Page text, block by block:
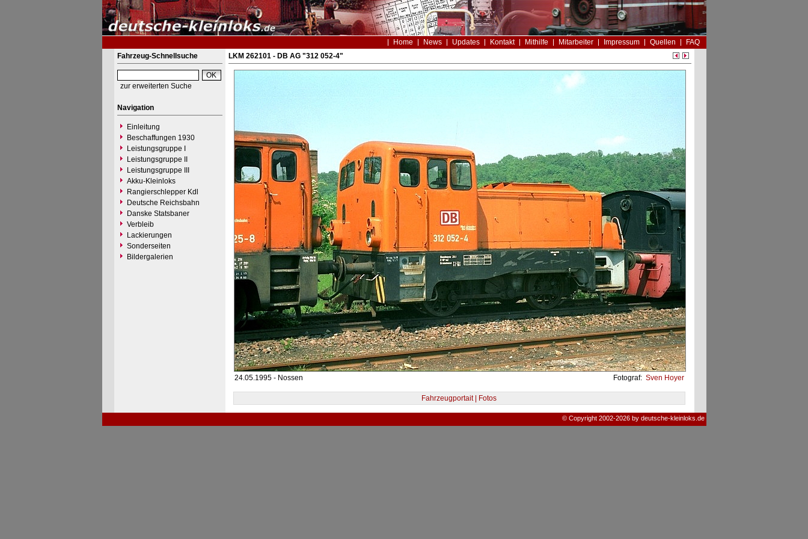
Home News Updates Kontakt Mithilfe Mitarbeiter Impressum Quellen
FAQ
Fahrzeug-Schnellsuche
zur erweiterten Suche
Navigation
Einleitung
Beschaffungen 1930
Leistungsgruppe I
Leistungsgruppe II
Leistungsgruppe III
Akku-Kleinloks
Rangierschlepper Kdl
Deutsche Reichsbahn
Danske Statsbaner
Verbleib
Lackierungen
Sonderseiten
Bildergalerien
LKM 262101 - DB AG "312 052-4"
24.05.1995 - Nossen Fotograf: Sven Hoyer
Fahrzeugportait | Fotos
© Copyright 2002-2026 by deutsche-kleinloks.de